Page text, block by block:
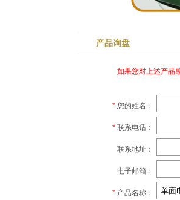
产品询盘
如果您对上述产品
* 您的姓名：
* 联系电话：
联系地址：
电子邮箱：
* 产品名称：